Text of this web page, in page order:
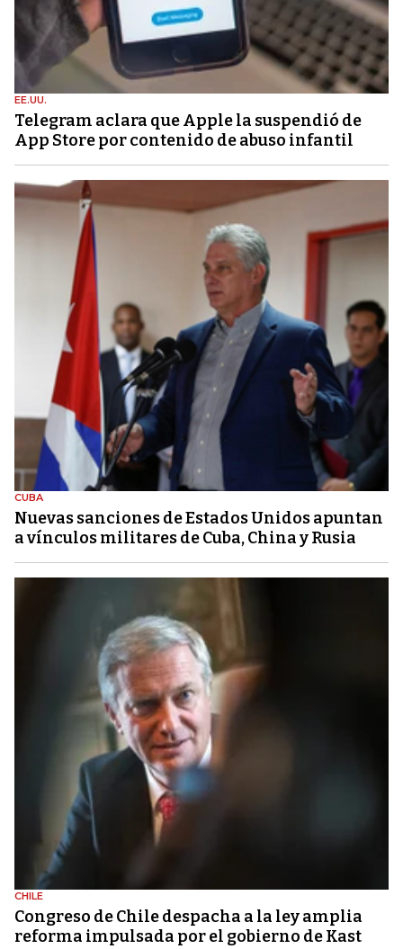
EE.UU.
Telegram aclara que Apple la suspendió de
App Store por contenido de abuso infantil
CUBA
Nuevas sanciones de Estados Unidos apuntan
a vínculos militares de Cuba, China y Rusia
CHILE
Congreso de Chile despacha a la ley amplia
reforma impulsada por el gobierno de Kast